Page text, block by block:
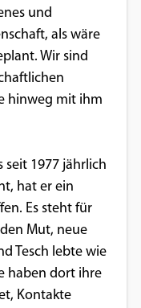
und
als wäre
Wir sind
hinweg mit ihm
seit 1977 jährlich
hat er ein
Es steht für
Mut, neue
Tesch lebte wie
haben dort ihre
Kontakte